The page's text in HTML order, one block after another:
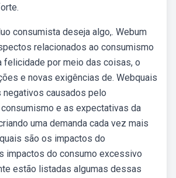
consumista deseja algo,. Webum
relacionados ao consumismo
felicidade por meio das coisas, o
e novas exigências de. Webquais
causados pelo
e as expectativas da
uma demanda cada vez mais
são os impactos do
impactos do consumo excessivo
estão listadas algumas dessas